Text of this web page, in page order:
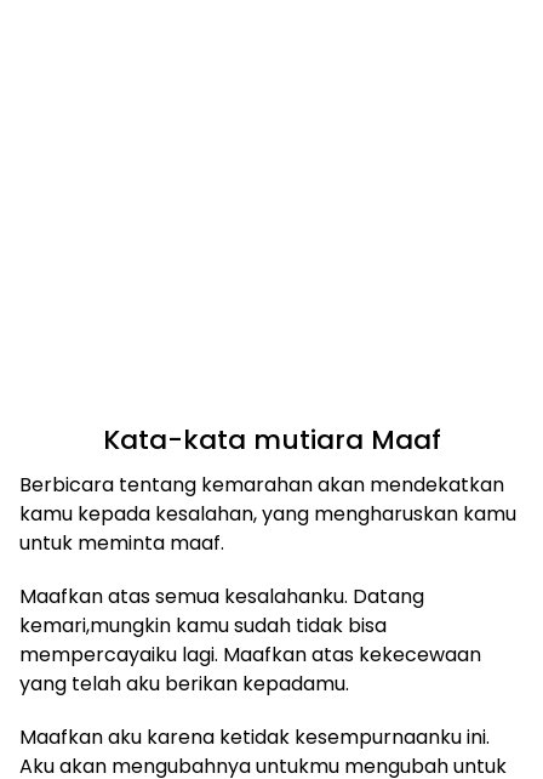
Kata-kata mutiara Maaf
Berbicara tentang kemarahan akan mendekatkan
kamu kepada kesalahan, yang mengharuskan kamu
untuk meminta maaf.
Maafkan atas semua kesalahanku. Datang
kemari,mungkin kamu sudah tidak bisa
mempercayaiku lagi. Maafkan atas kekecewaan
yang telah aku berikan kepadamu.
Maafkan aku karena ketidak kesempurnaanku ini.
Aku akan mengubahnya untukmu mengubah untuk